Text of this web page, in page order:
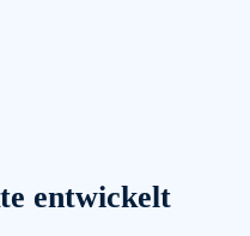
entwickelt